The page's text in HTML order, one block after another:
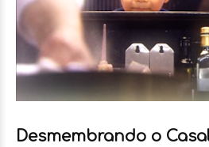
Desmembrando o